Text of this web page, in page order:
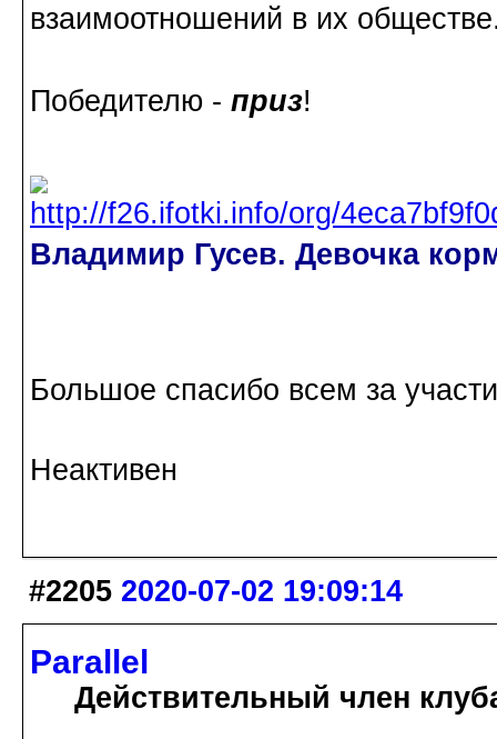
взаимоотношений в их
Победителю - приз!
Владимир Гусев. Девочка
Большое спасибо всем за
Неактивен
#2205 2020-07-02 19:09:14
Parallel
Действительный член